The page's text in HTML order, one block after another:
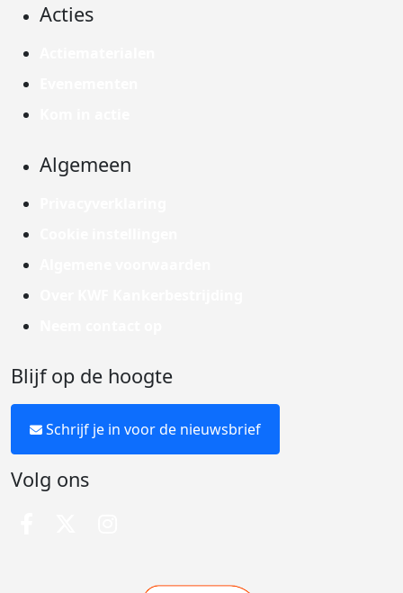
Acties
Algemeen
Blijf op de hoogte
Schrijf je in voor de nieuwsbrief
Volg ons